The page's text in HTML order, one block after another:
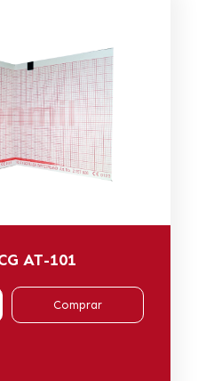
AT-101
Comprar